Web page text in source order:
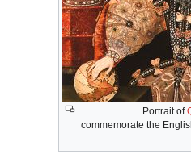
Portrait of
commemorate the